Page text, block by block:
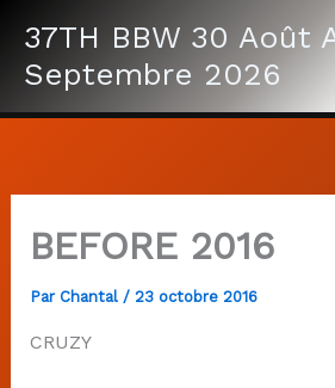
contenu
37TH BBW 30 Août
Septembre 2026
BEFORE 2016
Par Chantal / 23 octobre 2016
CRUZY